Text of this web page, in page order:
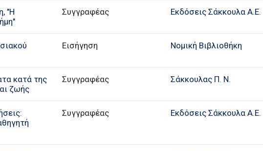
"Η
Συγγραφέας Εκδόσεις Σάκκουλα Α.Ε.
Εισήγηση Νομική Βιβλιοθήκη
κατά της
ζωής
Συγγραφέας Σάκκουλας Π. Ν.
Συγγραφέας Εκδόσεις Σάκκουλα Α.Ε.